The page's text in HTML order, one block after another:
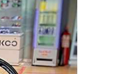
GELO
TOPEAK